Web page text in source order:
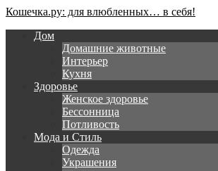
Кошечка.ру: для влюбленных… в себя!
Дом
Домашние животные
Интерьер
Кухня
Здоровье
Женское здоровье
Бессонница
Потливость
Мода и Стиль
Одежда
Украшения